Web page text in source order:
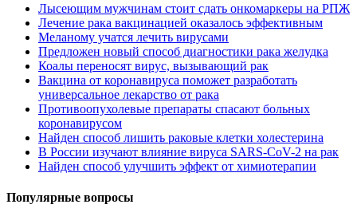
Лысеющим мужчинам стоит сдать онкомаркеры на РПЖ
Лечение рака вакцинацией оказалось эффективным
Меланому учатся лечить вирусами
Предложен новый способ диагностики рака желудка
Коалы переносят вирус, вызывающий рак
Вакцина от коронавируса поможет разработать
универсальное лекарство от рака
Противоопухолевые препараты спасают больных
коронавирусом
Найден способ лишить раковые клетки холестерина
В России изучают влияние вируса SARS-CoV-2 на рак
Найден способ улучшить эффект от химиотерапии
Популярные вопросы